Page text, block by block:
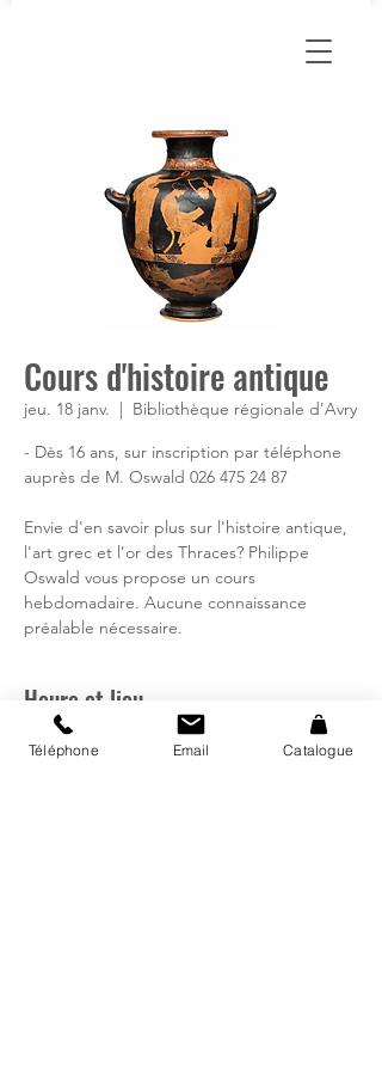
Cours d'histoire antique
jeu. 18 janv.
  |
Bibliothèque régionale d'Avry
- Dès 16 ans, sur inscription par téléphone
auprès de M. Oswald 026 475 24 87
Envie d'en savoir plus sur l'histoire antique,
l'art grec et l'or des Thraces? Philippe
Oswald vous propose un cours
hebdomadaire. Aucune connaissance
préalable nécessaire.
Heure et lieu
18 janv. 2024, 19:00 – 21:00
Téléphone Email Catalogue